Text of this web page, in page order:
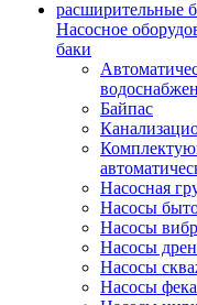
Насосное
баки
Байпас
Насосная
Насосы
Насосы
Насосы
Насосы
Насосы